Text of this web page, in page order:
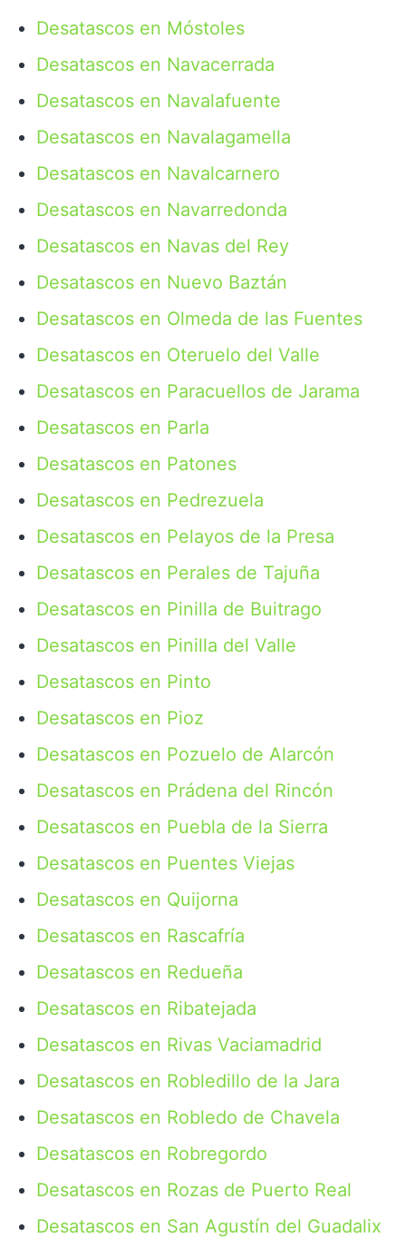
Desatascos en Móstoles
Desatascos en Navacerrada
Desatascos en Navalafuente
Desatascos en Navalagamella
Desatascos en Navalcarnero
Desatascos en Navarredonda
Desatascos en Navas del Rey
Desatascos en Nuevo Baztán
Desatascos en Olmeda de las Fuentes
Desatascos en Oteruelo del Valle
Desatascos en Paracuellos de Jarama
Desatascos en Parla
Desatascos en Patones
Desatascos en Pedrezuela
Desatascos en Pelayos de la Presa
Desatascos en Perales de Tajuña
Desatascos en Pinilla de Buitrago
Desatascos en Pinilla del Valle
Desatascos en Pinto
Desatascos en Pioz
Desatascos en Pozuelo de Alarcón
Desatascos en Prádena del Rincón
Desatascos en Puebla de la Sierra
Desatascos en Puentes Viejas
Desatascos en Quijorna
Desatascos en Rascafría
Desatascos en Redueña
Desatascos en Ribatejada
Desatascos en Rivas Vaciamadrid
Desatascos en Robledillo de la Jara
Desatascos en Robledo de Chavela
Desatascos en Robregordo
Desatascos en Rozas de Puerto Real
Desatascos en San Agustín del Guadalix